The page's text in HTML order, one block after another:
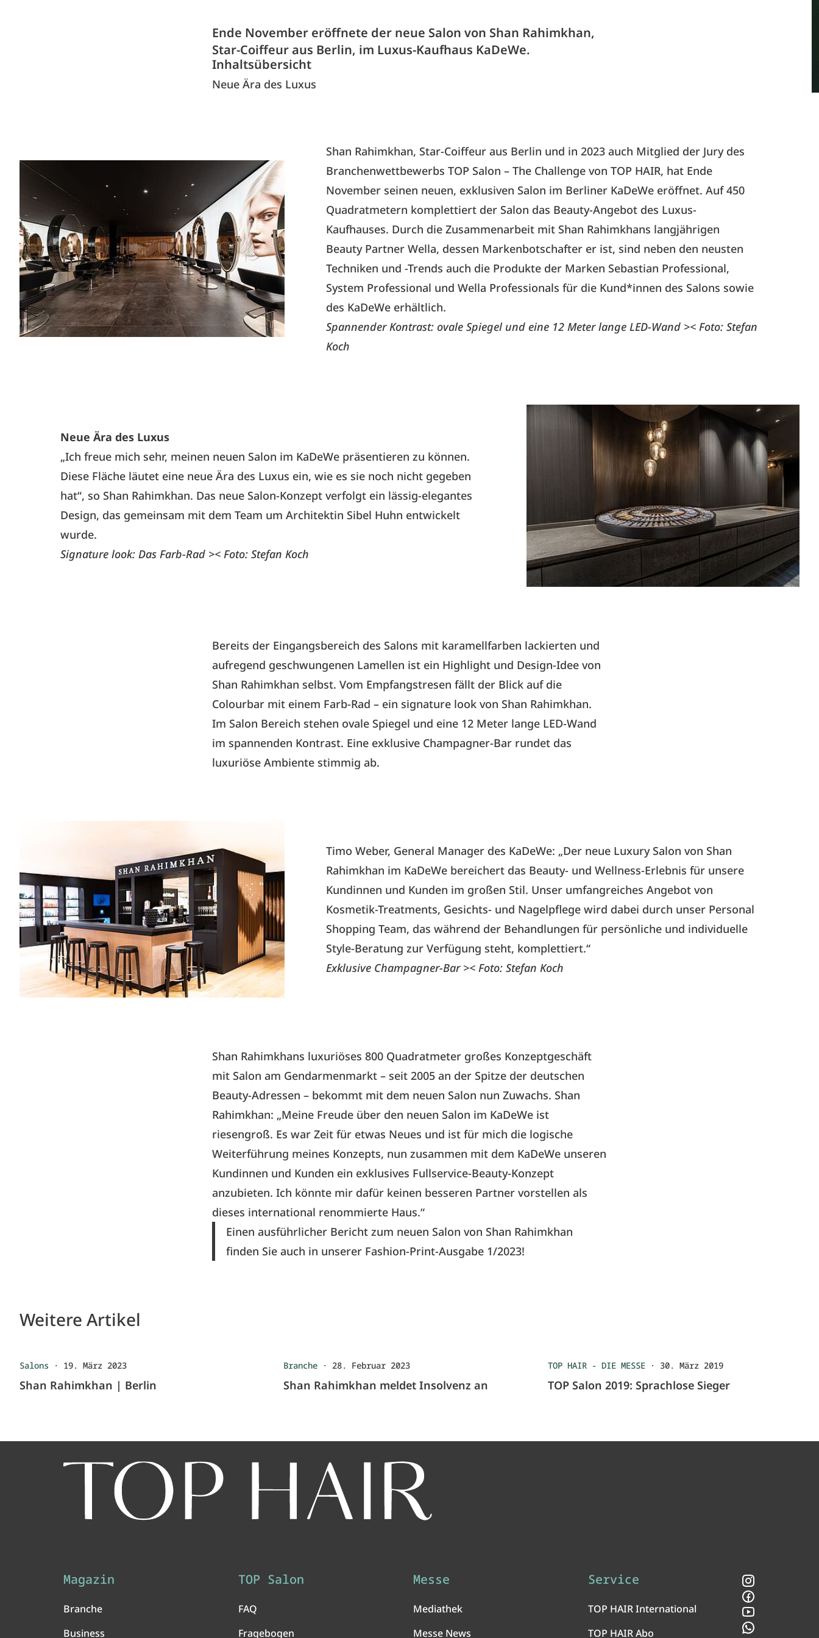
Ende November eröffnete der neue Salon von Shan Rahimkhan,
Star-Coiffeur aus Berlin, im Luxus-Kaufhaus KaDeWe.
Inhaltsübersicht
Neue Ära des Luxus
Shan Rahimkhan, Star-Coiffeur aus Berlin und in 2023 auch Mitglied der Jury des
Branchenwettbewerbs TOP Salon – The Challenge von TOP HAIR, hat Ende
November seinen neuen, exklusiven Salon im Berliner KaDeWe eröffnet. Auf 450
Quadratmetern komplettiert der Salon das Beauty-Angebot des Luxus-
Kaufhauses. Durch die Zusammenarbeit mit Shan Rahimkhans langjährigen
Beauty Partner Wella, dessen Markenbotschafter er ist, sind neben den neusten
Techniken und -Trends auch die Produkte der Marken Sebastian Professional,
System Professional und Wella Professionals für die Kund*innen des Salons sowie
des KaDeWe erhältlich.
Spannender Kontrast: ovale Spiegel und eine 12 Meter lange LED-Wand >< Foto: Stefan
Koch
Neue Ära des Luxus
„Ich freue mich sehr, meinen neuen Salon im KaDeWe präsentieren zu können.
Diese Fläche läutet eine neue Ära des Luxus ein, wie es sie noch nicht gegeben
hat“, so Shan Rahimkhan. Das neue Salon-Konzept verfolgt ein lässig-elegantes
Design, das gemeinsam mit dem Team um Architektin Sibel Huhn entwickelt
wurde.
Signature look: Das Farb-Rad >< Foto: Stefan Koch
Bereits der Eingangsbereich des Salons mit karamellfarben lackierten und
aufregend geschwungenen Lamellen ist ein Highlight und Design-Idee von
Shan Rahimkhan selbst. Vom Empfangstresen fällt der Blick auf die
Colourbar mit einem Farb-Rad – ein signature look von Shan Rahimkhan.
Im Salon Bereich stehen ovale Spiegel und eine 12 Meter lange LED-Wand
im spannenden Kontrast. Eine exklusive Champagner-Bar rundet das
luxuriöse Ambiente stimmig ab.
Timo Weber, General Manager des KaDeWe: „Der neue Luxury Salon von Shan
Rahimkhan im KaDeWe bereichert das Beauty- und Wellness-Erlebnis für unsere
Kundinnen und Kunden im großen Stil. Unser umfangreiches Angebot von
Kosmetik-Treatments, Gesichts- und Nagelpflege wird dabei durch unser Personal
Shopping Team, das während der Behandlungen für persönliche und individuelle
Style-Beratung zur Verfügung steht, komplettiert.“
Exklusive Champagner-Bar >< Foto: Stefan Koch
Shan Rahimkhans luxuriöses 800 Quadratmeter großes Konzeptgeschäft
mit Salon am Gendarmenmarkt – seit 2005 an der Spitze der deutschen
Beauty-Adressen – bekommt mit dem neuen Salon nun Zuwachs. Shan
Rahimkhan: „Meine Freude über den neuen Salon im KaDeWe ist
riesengroß. Es war Zeit für etwas Neues und ist für mich die logische
Weiterführung meines Konzepts, nun zusammen mit dem KaDeWe unseren
Kundinnen und Kunden ein exklusives Fullservice-Beauty-Konzept
anzubieten. Ich könnte mir dafür keinen besseren Partner vorstellen als
dieses international renommierte Haus.“
Einen ausführlicher Bericht zum neuen Salon von Shan Rahimkhan
finden Sie auch in unserer Fashion-Print-Ausgabe 1/2023!
Weitere Artikel
Salons · 19. März 2023
Shan Rahimkhan | Berlin
Branche · 28. Februar 2023
Shan Rahimkhan meldet Insolvenz an
TOP HAIR - DIE MESSE· 30. März 2019
TOP Salon 2019: Sprachlose Sieger
Magazin
Branche
Business
TOP Salon
FAQ
Fragebogen
Messe
Mediathek
Messe News
Service
TOP HAIR International
TOP HAIR Abo